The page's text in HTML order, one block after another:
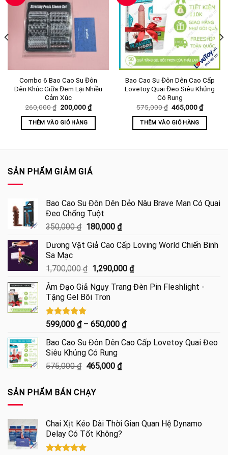
Combo 6 Bao Cao Su Đôn
Dên Khúc Giữa Đem Lại Nhiều
Cảm Xúc
260,000₫ Giá
là:
260,000 ₫.
200,000₫Giá
hiện
tại
200,000 ₫.
THÊM VÀO GIỎ HÀNG
Bao Cao Su Đôn Dên Cao Cấp
Lovetoy Quai Đeo Siêu Khủng
Có Rung
575,000₫ Giá
là:
575,000 ₫.
465,000₫Giá
hiện
tại
THÊM VÀO GIỎ HÀNG
SẢN PHẨM GIẢM GIÁ
Bao Cao Su Đôn Dên Dẻo Nâu Brave Man Có Quai
Đeo Chống Tuột
350,000₫ Giá
là:
180,000 ₫Giá
tại
180,000 ₫.
Dương Vật Giả Cao Cấp Loving World Chiến Binh
Sa Mạc
1,700,000₫ Giá
là:
1,700,000 ₫.
1,290,000 ₫Giá
tại
Âm Đạo Giả Ngụy Trang Đèn Pin Fleshlight -
Tặng Gel Bôi Trơn
Được xếp
5.00
5 sao
599,000 ₫ – 650,000 ₫Khoảng
từ
Bao Cao Su Đôn Dên Cao Cấp Lovetoy Quai Đeo
Siêu Khủng Có Rung
575,000₫ Giá
là:
575,000 ₫.
465,000 ₫Giá
SẢN PHẨM BÁN CHẠY
Chai Xịt Kéo Dài Thời Gian Quan Hệ Dynamo
Delay Có Tốt Không?